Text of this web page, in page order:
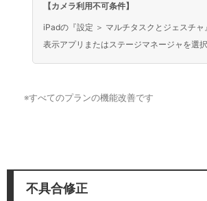
【カメラ利用不可条件】
iPadの『設定 ＞ マルチタスクとジェスチャ
表示アプリまたはステージマネージャを選
※すべてのプランの機能改善です
不具合修正